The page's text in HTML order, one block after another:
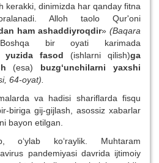
kerakki, dinimizda har qanday fitna
Alloh taolo Qur'oni
ham ashaddiyroqdir» (Baqara
bir oyati karimada
yuzida fasod (ishlarni qilish)ga
(esa) buzg‘unchilarni yaxshi
64-oyat).
va hadisi shariflarda fisqu
biriga gij-gijlash, asossiz xabarlar
bayon etilgan.
o‘ylab ko‘raylik. Muhtaram
pandemiyasi davrida ijtimoiy